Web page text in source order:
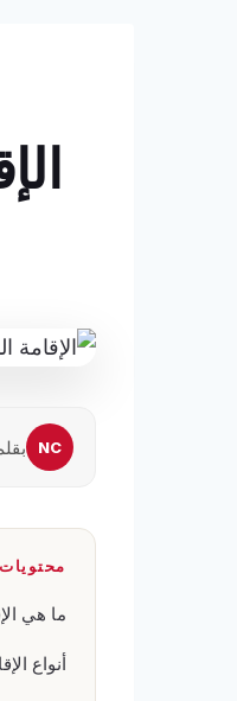
ما هي
أنواع